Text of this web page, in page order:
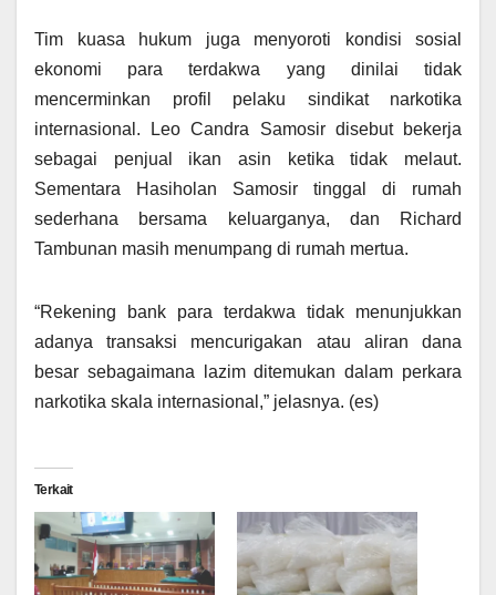
Tim kuasa hukum juga menyoroti kondisi sosial
ekonomi para terdakwa yang dinilai tidak
mencerminkan profil pelaku sindikat narkotika
internasional. Leo Candra Samosir disebut bekerja
sebagai penjual ikan asin ketika tidak melaut.
Sementara Hasiholan Samosir tinggal di rumah
sederhana bersama keluarganya, dan Richard
Tambunan masih menumpang di rumah mertua.
“Rekening bank para terdakwa tidak menunjukkan
adanya transaksi mencurigakan atau aliran dana
besar sebagaimana lazim ditemukan dalam perkara
narkotika skala internasional,” jelasnya. (es)
Terkait